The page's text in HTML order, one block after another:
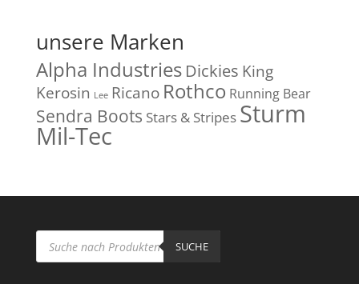
unsere Marken
Alpha Industries Dickies King
Kerosin Lee Ricano Rothco Running Bear
Sendra Boots Stars & Stripes Sturm
Mil-Tec
Products
search SUCHE